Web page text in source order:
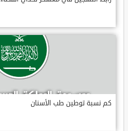
كم نسبة توطين طب الأسنان